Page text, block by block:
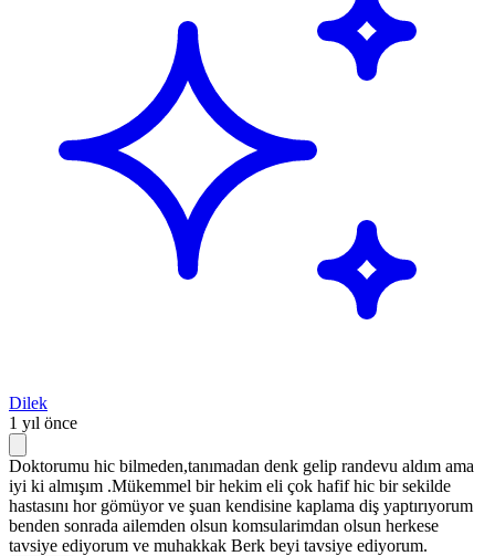
Dilek
1 yıl önce
Doktorumu hic bilmeden,tanımadan denk gelip randevu aldım ama
iyi ki almışım .Mükemmel bir hekim eli çok hafif hic bir sekilde
hastasını hor gömüyor ve şuan kendisine kaplama diş yaptırıyorum
benden sonrada ailemden olsun komsularimdan olsun herkese
tavsiye ediyorum ve muhakkak Berk beyi tavsiye ediyorum.